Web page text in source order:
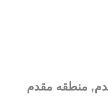
منطقه مقدم